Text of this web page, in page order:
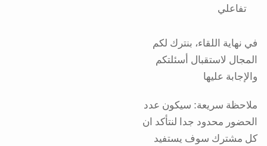
تفاعلي
‎في نهاية اللقاء، بنترك لكم
المجال لاستقبال أسئلتكم
والإجابة عليها
ملاحظة سريعة: سيكون عدد
الحضور محدود جدا لنتأكد ان
كل مشترك سوف يستفيد